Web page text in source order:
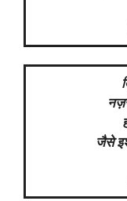
जैसे